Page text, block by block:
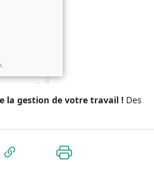
la gestion de votre travail ! Des